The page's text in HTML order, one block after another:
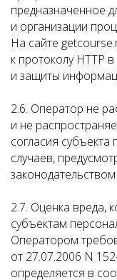
предназначенное
и организации
На сайте
к протоколу HTTP
и защиты
2.6. Оператор не
и не
согласия
случаев,
2.7. Оценка вреда,
субъектам
Оператором
от 27.07.2006 N
определяется в